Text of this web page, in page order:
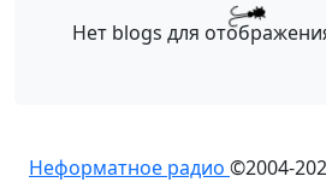
Нет blogs для
Неформатное радио ©2004-